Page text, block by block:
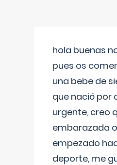
hola buenas
pues os
una bebe de
que nació por
urgente, creo
embarazada
empezado
deporte, me